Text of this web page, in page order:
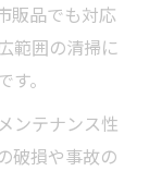
販品でも対応
範囲の清掃に
。
ンテナンス性
破損や事故の